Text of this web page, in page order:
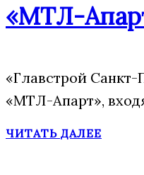
«МТЛ-
«Главстрой Санкт-
«МТЛ-Апарт»,
ЧИТАТЬ ДАЛЕЕ